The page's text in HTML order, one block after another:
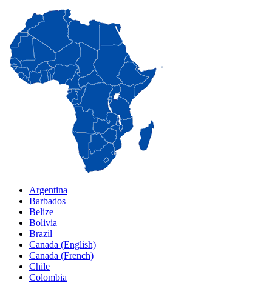
Argentina
Barbados
Belize
Bolivia
Brazil
Canada (English)
Canada (French)
Chile
Colombia